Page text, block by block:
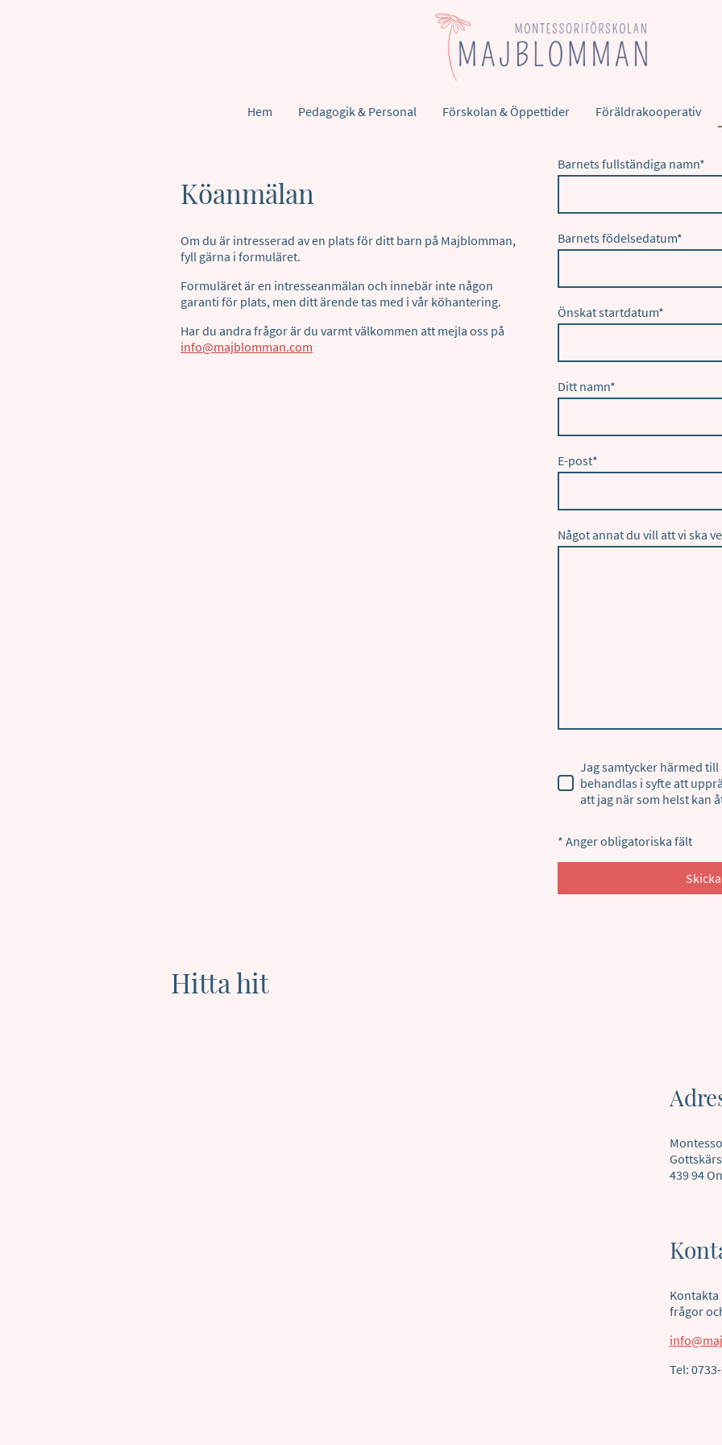
Hem Pedagogik & Personal Förskolan & Öppettider Föräldrakooperativ
Köanmälan
Om du är intresserad av en plats för ditt barn på Majblomman,
fyll gärna i formuläret.
Formuläret är en intresseanmälan och innebär inte någon
garanti för plats, men ditt ärende tas med i vår köhantering.
Har du andra frågor är du varmt välkommen att mejla oss på
info@majblomman.com
Barnets fullständiga namn*
Barnets födelsedatum*
Önskat startdatum*
Ditt namn*
E-post*
Något annat du vill att vi ska
Jag samtycker härmed
behandlas i syfte att
att jag när som helst kan
* Anger obligatoriska fält
Hitta hit
439 94
frågor
Tel: